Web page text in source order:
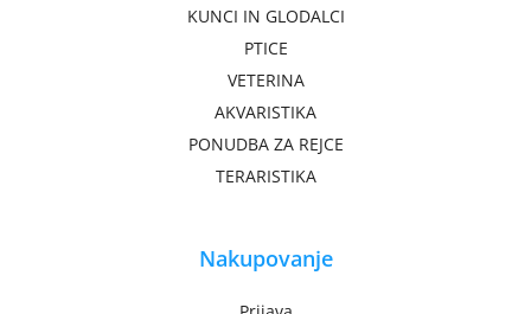
KUNCI IN GLODALCI
PTICE
VETERINA
AKVARISTIKA
PONUDBA ZA REJCE
TERARISTIKA
Nakupovanje